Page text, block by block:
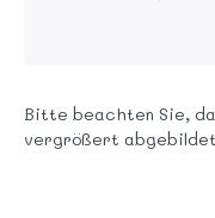
Bitte beachten Sie,
vergrößert